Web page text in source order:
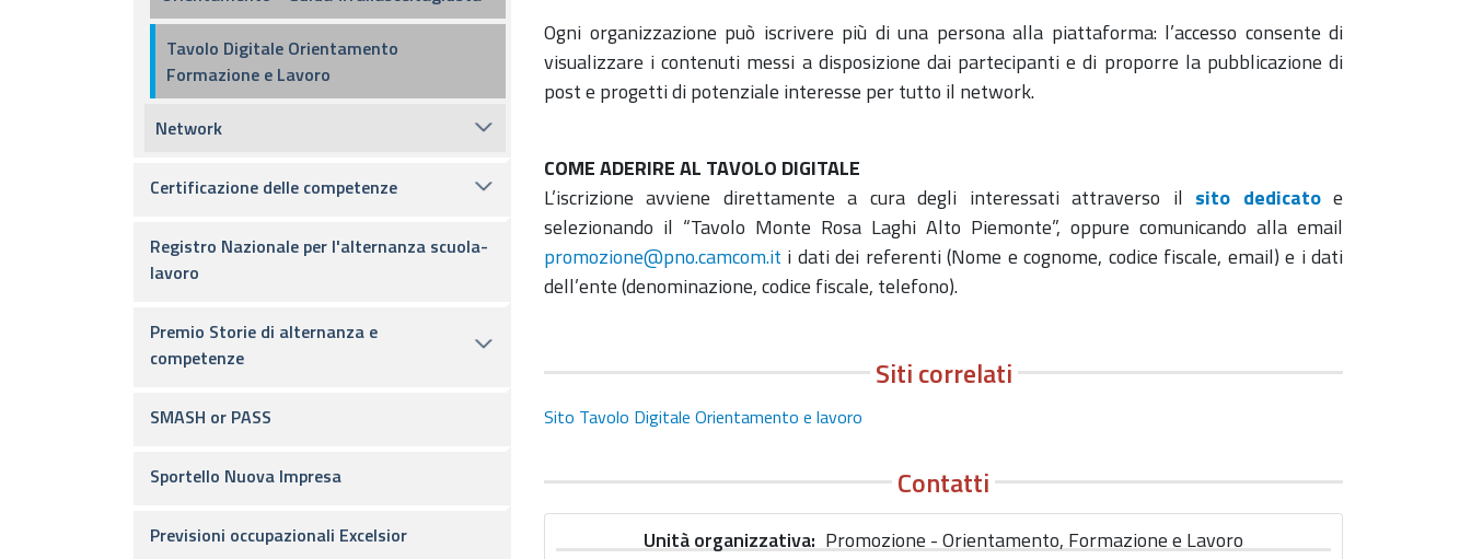
Ogni organizzazione può iscrivere più di una persona alla piattaforma: l’accesso consente di
visualizzare i contenuti messi a disposizione dai partecipanti e di proporre la pubblicazione di
post e progetti di potenziale interesse per tutto il network.
COME ADERIRE AL TAVOLO DIGITALE
L’iscrizione avviene direttamente a cura degli interessati attraverso il sito dedicatoe
selezionando il “Tavolo Monte Rosa Laghi Alto Piemonte”, oppure comunicando alla email
promozione@pno.camcom.it i dati dei referenti (Nome e cognome, codice fiscale, email) e i dati
dell’ente (denominazione, codice fiscale, telefono).
Siti correlati
Sito Tavolo Digitale Orientamento e lavoro
Contatti
Unità organizzativa Promozione - Orientamento, Formazione e Lavoro
Tavolo Digitale Orientamento
Formazione e Lavoro
Network
Certificazione delle competenze
Registro Nazionale per l'alternanza scuola-
lavoro
Premio Storie di alternanza e
competenze
SMASH or PASS
Sportello Nuova Impresa
Previsioni occupazionali Excelsior